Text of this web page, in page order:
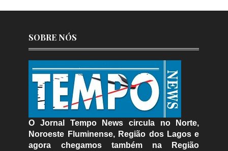
SOBRE NÓS
O Jornal Tempo News circula no Norte,
Noroeste Fluminense, Região dos Lagos e
agora chegamos também na Região